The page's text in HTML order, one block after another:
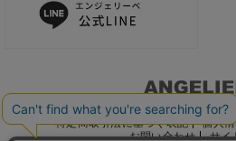
ご利用ガイド 会社概要 電
特定商取引法に基づく表記
個人
お問い合わせ
サイ